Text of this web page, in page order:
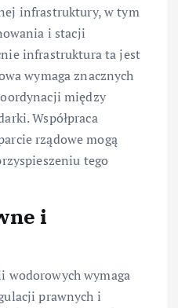
infrastruktury, w tym
i stacji
infrastruktura ta jest
wymaga znacznych
między
Współpraca
rządowe mogą
tego
i
wodorowych wymaga
prawnych i